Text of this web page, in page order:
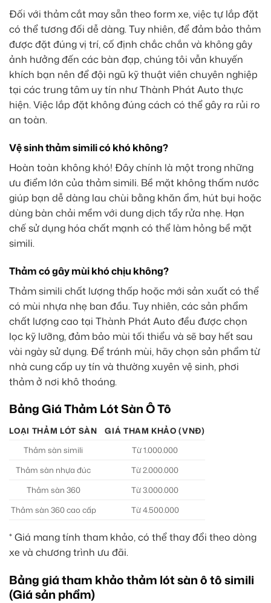
Đối với thảm cắt may sẵn theo form xe, việc tự lắp đặt
có thể tương đối dễ dàng. Tuy nhiên, để đảm bảo thảm
được đặt đúng vị trí, cố định chắc chắn và không gây
ảnh hưởng đến các bàn đạp, chúng tôi vẫn khuyến
khích bạn nên để đội ngũ kỹ thuật viên chuyên nghiệp
tại các trung tâm uy tín như Thành Phát Auto thực
hiện. Việc lắp đặt không đúng cách có thể gây ra rủi ro
an toàn.
Vệ sinh thảm simili có khó không?
Hoàn toàn không khó! Đây chính là một trong những
ưu điểm lớn của thảm simili. Bề mặt không thấm nước
giúp bạn dễ dàng lau chùi bằng khăn ẩm, hút bụi hoặc
dùng bàn chải mềm với dung dịch tẩy rửa nhẹ. Hạn
chế sử dụng hóa chất mạnh có thể làm hỏng bề mặt
simili.
Thảm có gây mùi khó chịu không?
Thảm simili chất lượng thấp hoặc mới sản xuất có thể
có mùi nhựa nhẹ ban đầu. Tuy nhiên, các sản phẩm
chất lượng cao tại Thành Phát Auto đều được chọn
lọc kỹ lưỡng, đảm bảo mùi tối thiểu và sẽ bay hết sau
vài ngày sử dụng. Để tránh mùi, hãy chọn sản phẩm từ
nhà cung cấp uy tín và thường xuyên vệ sinh, phơi
thảm ở nơi khô thoáng.
Bảng Giá Thảm Lót Sàn Ô Tô
LOẠI THẢM LÓT SÀN
GIÁ THAM KHẢO (VNĐ)
Thảm sàn simili
Từ 1.000.000
Thảm sàn nhựa đúc
Từ 2.000.000
Thảm sàn 360
Từ 3.000.000
Thảm sàn 360 cao cấp
Từ 4.500.000
* Giá mang tính tham khảo, có thể thay đổi theo dòng
xe và chương trình ưu đãi.
Bảng giá tham khảo thảm lót sàn ô tô simili
(Giá sản phẩm)